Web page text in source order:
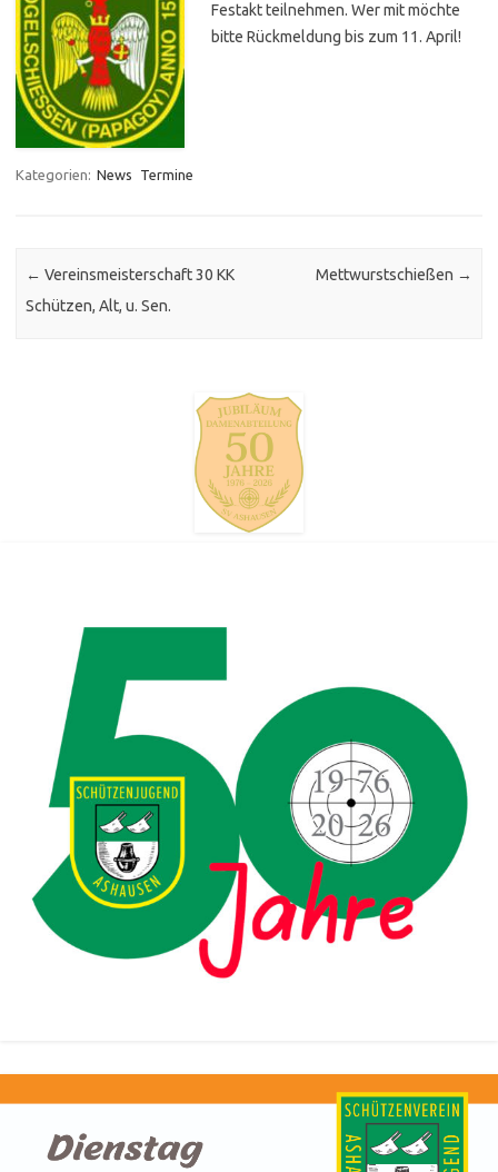
Festakt teilnehmen. Wer mit möchte
bitte Rückmeldung bis zum 11. April!
Kategorien: News Termine
Post navigation
← Vereinsmeisterschaft 30 KK
Schützen, Alt, u. Sen.
Mettwurstschießen →